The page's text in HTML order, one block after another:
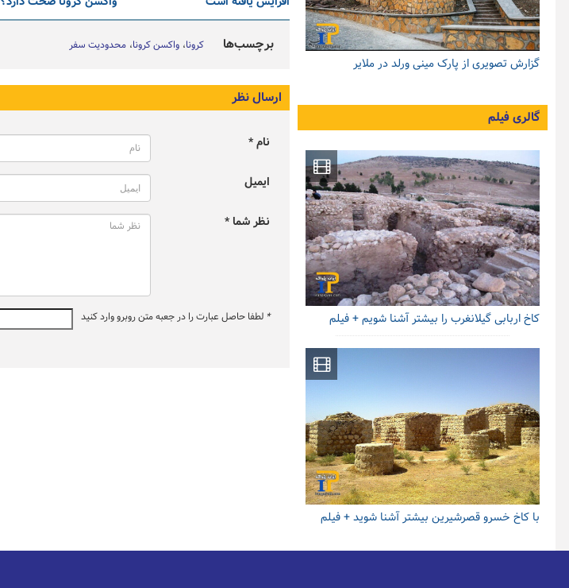
برچسب‌ها کرونا واکسن کرونا محدودیت سفر
ارسال نظر
نام *
ایمیل
نظر شما *
* لطفا حاصل عبارت را در جعبه متن روبرو وارد کنید
گزارش تصویری از پارک مینی ورلد در ملایر
گالری فیلم
کاخ اربابی گیلانغرب را بیشتر آشنا شویم + فیلم
با کاخ خسرو قصرشیرین بیشتر آشنا شوید + فیلم